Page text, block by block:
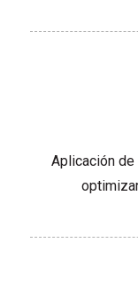
Aplicación de